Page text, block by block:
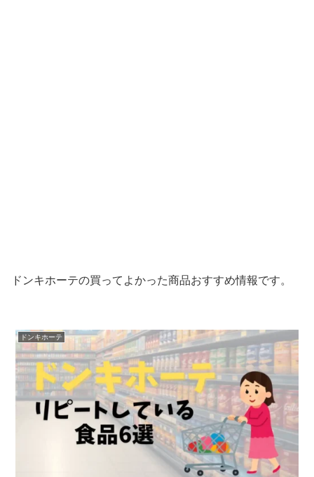
ドンキホーテの買ってよかった商品おすすめ情報です。
ドンキホーテ